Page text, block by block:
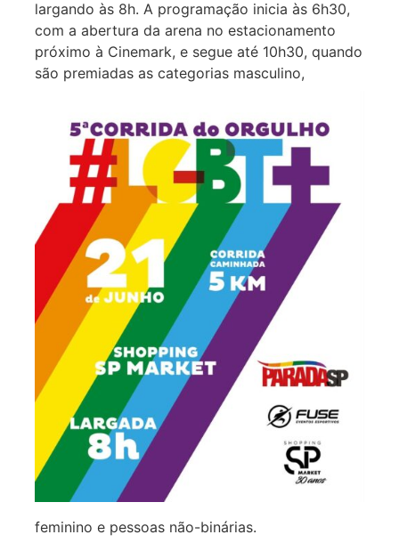
largando às 8h. A programação inicia às 6h30,
com a abertura da arena no estacionamento
próximo à Cinemark, e segue até 10h30, quando
são premiadas as categorias masculino,
feminino e pessoas não-binárias.